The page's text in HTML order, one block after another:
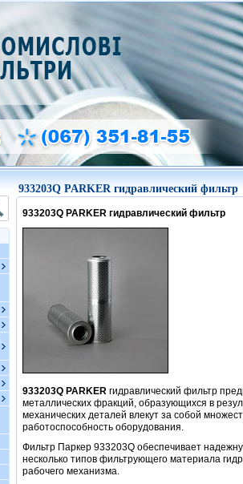
933203Q PARKER гидравлический фильтр
933203Q PARKER гидравлический фильтр
933203Q PARKER гидравлический фильтр
металлических фракций, образующихся в
механических деталей влекут за собой
работоспособность оборудования.
Фильтр Паркер 933203Q обеспечивает
несколько типов фильтрующего материала
рабочего механизма.